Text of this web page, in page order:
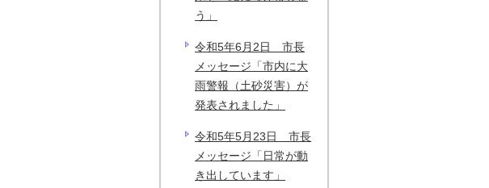
う」
令和5年6月2日 市長
メッセージ「市内に大
雨警報（土砂災害）が
発表されました」
令和5年5月23日 市長
メッセージ「日常が動
き出しています」